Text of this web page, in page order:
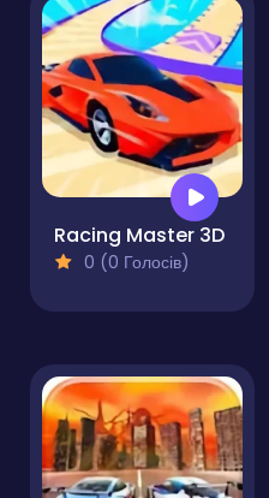
Racing Master 3D
0 (0 Голосів)